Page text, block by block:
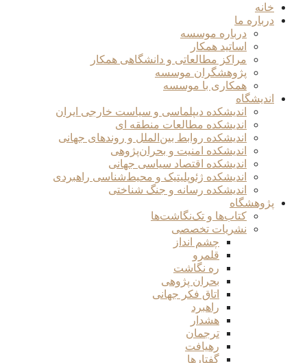
خانه
درباره ما
درباره موسسه
اساتید همکار
مراکز مطالعاتی و دانشگاهی همکار
پژوهشگران موسسه
همکاری با موسسه
اندیشگاه
اندیشکده دیپلماسی و سیاست خارجی ایران
اندیشکده مطالعات منطقه ای
اندیشکده روابط بین‌الملل و روندهای جهانی
اندیشکده امنیت و بحران‌پژوهی
اندیشکده اقتصاد سیاسی جهانی
اندیشکده ژئوپلیتیک و محیط‌شناسی راهبردی
اندیشکده رسانه و جنگ شناختی
پژوهشگاه
کتاب‌ها و تک‌نگاشت‌ها
نشریات تخصصی
چشم انداز
قلمرو
ره نگاشت
بحران پژوهی
اتاق فکر جهانی
راهبرد
هشدار
ترجمان
رهیافت
گفتارها